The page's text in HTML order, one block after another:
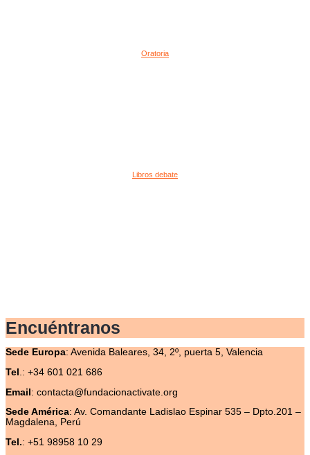
Oratoria
Libros debate
Encuéntranos
Sede Europa: Avenida Baleares, 34, 2º, puerta 5, Valencia
Tel .: +34 601 021 686
Email : contacta@fundacionactivate.org
Sede América: Av. Comandante Ladislao Espinar 535 – Dpto.201 –
Magdalena, Perú
Tel.: +51 98958 10 29